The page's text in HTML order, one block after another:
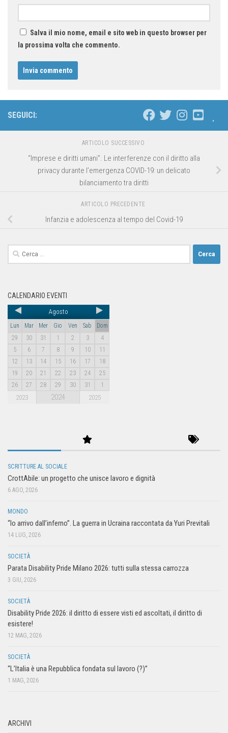
Salva il mio nome, email e sito web in questo browser per
la prossima volta che commento.
SEGUICI:
ARTICOLO SUCCESSIVO
“Imprese e diritti umani”. Le interferenze con il diritto alla
privacy durante l’emergenza COVID-19: un delicato
bilanciamento tra diritti
ARTICOLO PRECEDENTE
Infanzia e adolescenza al tempo del Covid-19
CALENDARIO EVENTI
Agosto
Lun Mar Mer Gio Ven Sab
Dom
29
30 31 1 2 3
4
5
6 7 8 9 10
11
12
13 14 15 16 17
18
19
20 21 22 23 24
25
26
27 28 29 30 31 1
2023 2024 2025
SCRITTURE AL SOCIALE
CrottAbile: un progetto che unisce lavoro e dignità
6 AGO, 2026
MONDO
“Io arrivo dall’inferno”. La guerra in Ucraina raccontata da Yuri Previtali
14 LUG, 2026
SOCIETÀ
Parata Disability Pride Milano 2026: tutti sulla stessa carrozza
3 GIU, 2026
SOCIETÀ
Disability Pride 2026: il diritto di essere visti ed ascoltati, il diritto di
esistere!
12 MAG, 2026
SOCIETÀ
“L’Italia è una Repubblica fondata sul lavoro (?)”
1 MAG, 2026
ARCHIVI